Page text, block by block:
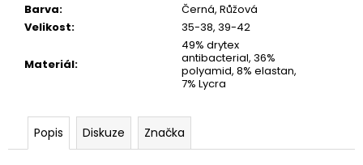
Barva:
Černá, Růžová
Velikost: 35-38, 39-42
Materiál:
49% drytex
antibacterial, 36%
polyamid, 8% elastan,
7% Lycra
Popis Diskuze Značka